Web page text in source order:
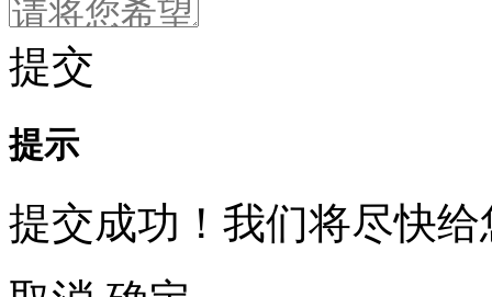
提交
提示
提交成功！我们将尽快